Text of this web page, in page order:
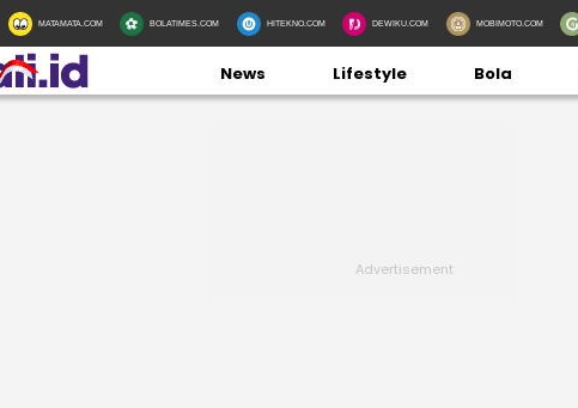
MATAMATA.COM BOLATIMES.COM HITEKNO.COM DEWIKU.COM MOBIMOTO.COM
News Lifestyle Bola